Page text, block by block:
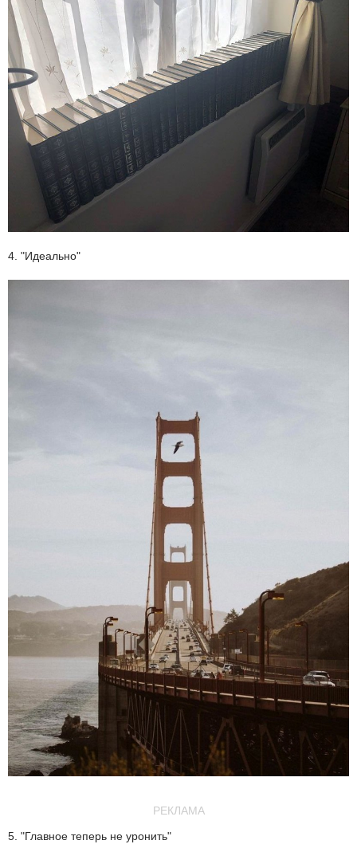
4. "Идеально"
РЕКЛАМА
5. "Главное теперь не уронить"